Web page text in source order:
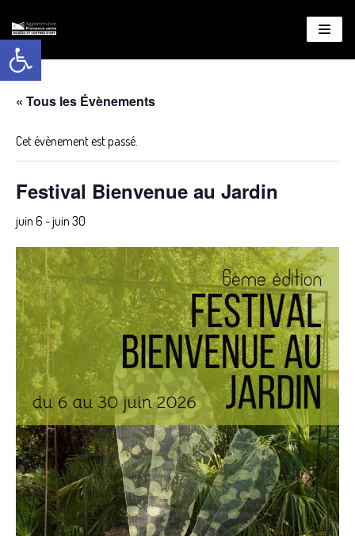
Ouvrir la barre d’outils
Aller
au
contenu
« Tous les Évènements
Cet évènement est passé.
Festival Bienvenue au Jardin
juin 6 -juin 30